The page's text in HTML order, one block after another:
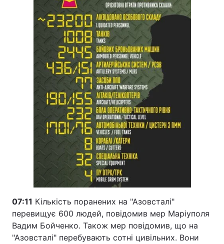
07:11 Кількість поранених на "Азовсталі"
перевищує 600 людей, повідомив мер Маріуполя
Вадим Бойченко. Також мер повідомив, що на
"Азовсталі" перебувають сотні цивільних. Вони